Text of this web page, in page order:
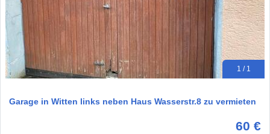
1 / 1
Garage in Witten links neben Haus Wasserstr.8 zu vermieten
60 €